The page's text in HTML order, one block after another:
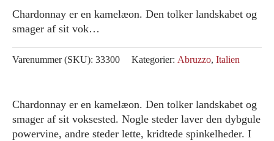
Chardonnay er en kamelæon. Den tolker landskabet og
smager af sit vok…
Varenummer (SKU): 33300 Kategorier: Abruzzo, Italien
Chardonnay er en kamelæon. Den tolker landskabet og
smager af sit voksested. Nogle steder laver den dybgule
powervine, andre steder lette, kridtede spinkelheder. I